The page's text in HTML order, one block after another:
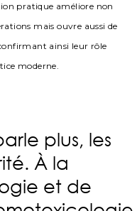
pratique améliore non
mais ouvre aussi de
ainsi leur rôle
moderne.
plus, les
À la
et de